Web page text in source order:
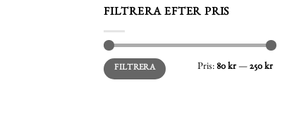
FILTRERA EFTER PRIS
Min
pris
Max
prisFILTRERA Pris: 80 kr — 250 kr